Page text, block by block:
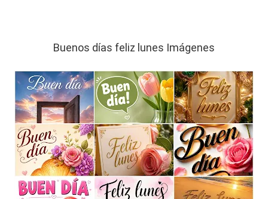
Buenos días feliz lunes Imágenes